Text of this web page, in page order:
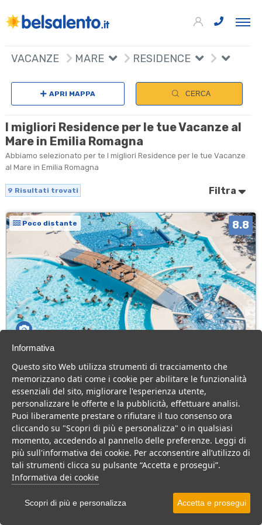
VACANZE MARE RESIDENCE
APRI MAPPA CERCA
I migliori Residence per le tue Vacanze al
Mare in Emilia Romagna
Abbiamo selezionato per te I migliori Residence per le tue Vacanze
al Mare in Emilia Romagna
9 Risultati trovati Filtra
Poco distante 8.8
Emilia Romagna > Ravenna > Punta Marina
Camping Village immerso nella natura, animazione, parco
acquatico e buona ristorazione, per una vacanza divertente per
tutta la famiglia.
Villaggio Residence Camping
VEDI SU MAPPA
INFO STRUTTURA
+
Informativa
Questo sito Web utilizza strumenti di tracciamento che
memorizzano dati come i cookie per abilitare le funzionalità
essenziali del sito, migliorare l'esperienza utente,
personalizzare le offerte e la pubblicità, effettuare analisi.
Puoi liberamente prestare o rifiutare il tuo consenso ora
cliccando su "Scopri di più e personalizza" o in qualsiasi
momento, accedendo al pannello delle preferenze. Leggi di
più sull'informativa dei cookie. Per acconsentire all’utilizzo di
tali strumenti clicca su pulsante “Accetta e prosegui”.
Informativa dei cookie
Scopri di più e personalizza Accetta e prosegui